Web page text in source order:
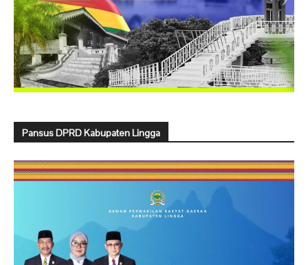
Pansus DPRD Kabupaten Lingga